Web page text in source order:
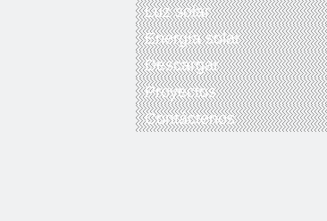
Luz solar
Energía solar
Descargar
Proyectos
Contáctenos